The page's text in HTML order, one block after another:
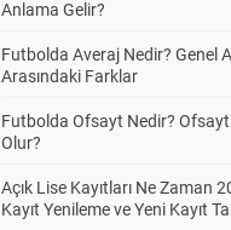
Anlama Gelir?
Futbolda Averaj Nedir? Genel
Arasındaki Farklar
Futbolda Ofsayt Nedir? Ofsayt
Olur?
Açık Lise Kayıtları Ne Zaman
Kayıt Yenileme ve Yeni Kayıt